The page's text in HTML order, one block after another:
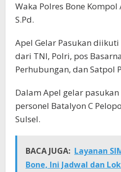
Waka Polres Bone
S.Pd.
Apel Gelar Pasukan
dari TNI, Polri, pos
Perhubungan, dan Satpol
Dalam Apel gelar
personel Batalyon C
Sulsel.
BACA JUGA: Layanan
Bone, Ini Jadwal dan